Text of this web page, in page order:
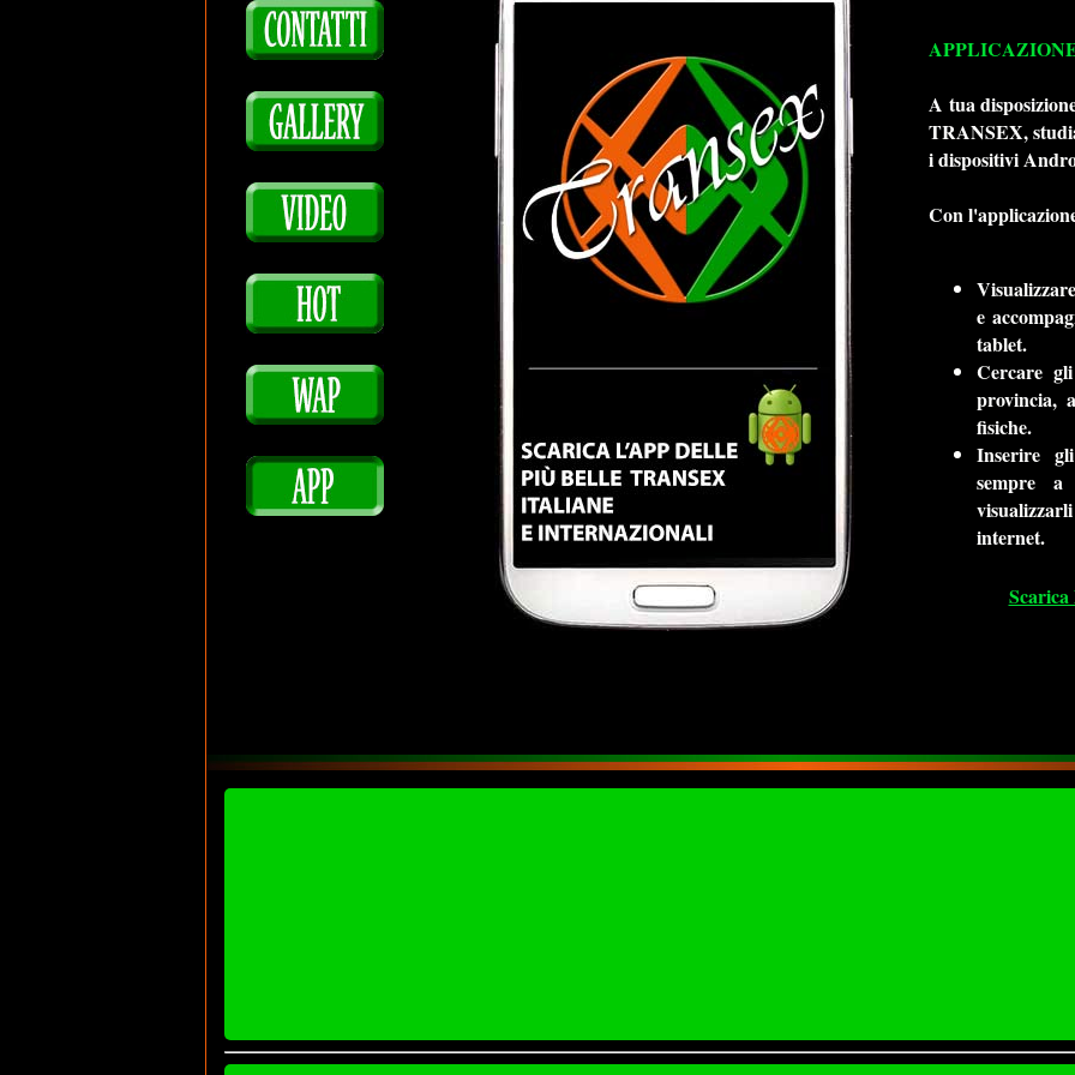
A tua
TRANSEX,
i dispositivi
Con
e
tablet.
Cercare
provincia,
fisiche.
Inserire
sempre a
internet.